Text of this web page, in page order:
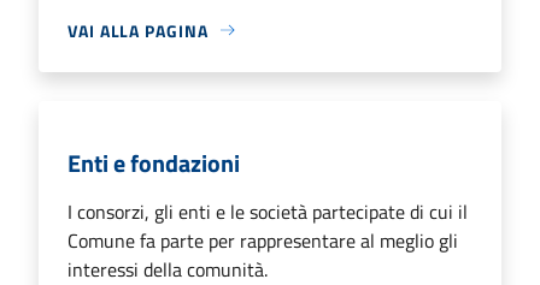
VAI ALLA PAGINA
Enti e fondazioni
I consorzi, gli enti e le società partecipate di cui il
Comune fa parte per rappresentare al meglio gli
interessi della comunità.